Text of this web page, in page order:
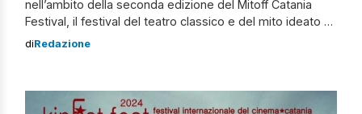
nell’ambito della seconda edizione del Mitoff Catania
Festival, il festival del teatro classico e del mito ideato e
diretto da Salvatore Guglielmino e finanziato
Siciliana e promosso dal Comune di Catania Assessorato
alla […]
diRedazione